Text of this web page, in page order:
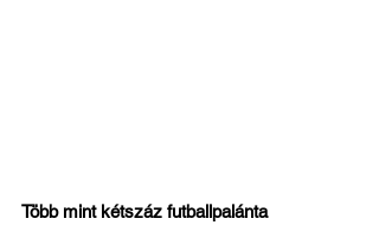
Több mint kétszáz futballpalánta